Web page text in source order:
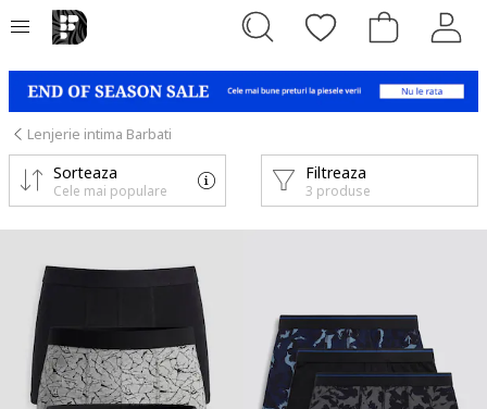
Lenjerie intima Barbati
Filtreaza
3 produse
Sorteaza
Cele mai populare